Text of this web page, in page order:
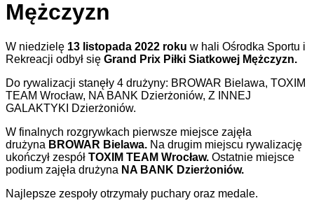
Mężczyzn
W niedzielę 13 listopada 2022 roku w hali Ośrodka Sportu i
Rekreacji odbył się Grand Prix Piłki Siatkowej Mężczyzn.
Do rywalizacji stanęły 4 drużyny: BROWAR Bielawa, TOXIM
TEAM Wrocław, NA BANK Dzierżoniów, Z INNEJ
GALAKTYKI Dzierżoniów.
W finalnych rozgrywkach pierwsze miejsce zajęła
drużyna BROWAR Bielawa. Na drugim miejscu rywalizację
ukończył zespół TOXIM TEAM Wrocław. Ostatnie miejsce
podium zajęła drużyna NA BANK Dzierżoniów.
Najlepsze zespoły otrzymały puchary oraz medale.